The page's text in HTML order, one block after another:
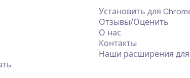
Установить для
Отзывы/Оценить
О нас
Контакты
Наши расширения для